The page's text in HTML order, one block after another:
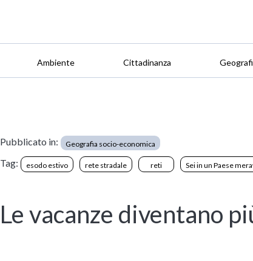
Ambiente Cittadinanza
Pubblicato in: Geografia socio-economica
Tag: esodo estivo rete stradale reti Sei in un Paese
Le vacanze diventano